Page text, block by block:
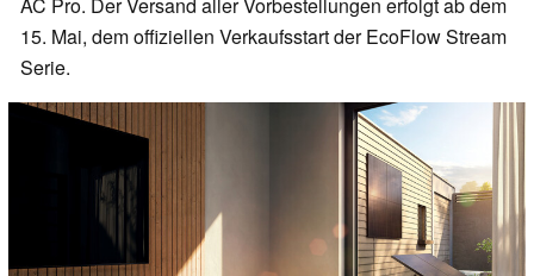
AC Pro. Der Versand aller Vorbestellungen erfolgt ab dem
15. Mai, dem offiziellen Verkaufsstart der EcoFlow Stream
Serie.